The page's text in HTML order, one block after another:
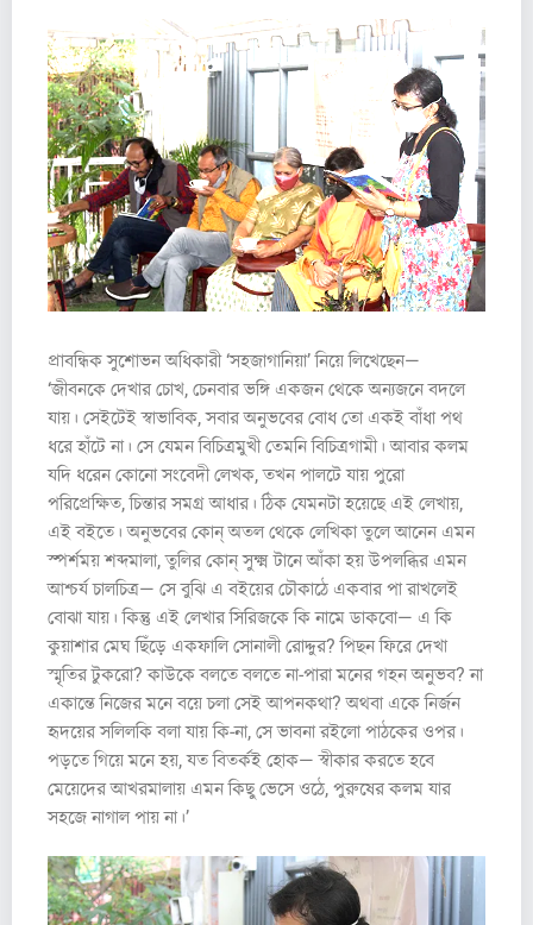
প্রাবন্ধিক সুশোভন অধিকারী ‘সহজাগানিয়া’ নিয়ে লিখেছেন—
‘জীবনকে দেখার চোখ, চেনবার ভঙ্গি একজন থেকে অন্যজনে বদলে
যায়। সেইটেই স্বাভাবিক, সবার অনুভবের বোধ তো একই বাঁধা পথ
ধরে হাঁটে না। সে যেমন বিচিত্রমুখী তেমনি বিচিত্রগামী। আবার কলম
যদি ধরেন কোনো সংবেদী লেখক, তখন পালটে যায় পুরো
পরিপ্রেক্ষিত, চিন্তার সমগ্র আধার। ঠিক যেমনটা হয়েছে এই লেখায়,
এই বইতে। অনুভবের কোন্‌ অতল থেকে লেখিকা তুলে আনেন এমন
স্পর্শময় শব্দমালা, তুলির কোন্‌ সুক্ষ্ম টানে আঁকা হয় উপলব্ধির এমন
আশ্চর্য চালচিত্র— সে বুঝি এ বইয়ের চৌকাঠে একবার পা রাখলেই
বোঝা যায়। কিন্তু এই লেখার সিরিজকে কি নামে ডাকবো— এ কি
কুয়াশার মেঘ ছিঁড়ে একফালি সোনালী রোদ্দুর? পিছন ফিরে দেখা
স্মৃতির টুকরো? কাউকে বলতে বলতে না-পারা মনের গহন অনুভব? না
একান্তে নিজের মনে বয়ে চলা সেই আপনকথা? অথবা একে নির্জন
হৃদয়ের সলিলকি বলা যায় কি-না, সে ভাবনা রইলো পাঠকের ওপর।
পড়তে গিয়ে মনে হয়, যত বিতর্কই হোক— স্বীকার করতে হবে
মেয়েদের আখরমালায় এমন কিছু ভেসে ওঠে, পুরুষের কলম যার
সহজে নাগাল পায় না।’